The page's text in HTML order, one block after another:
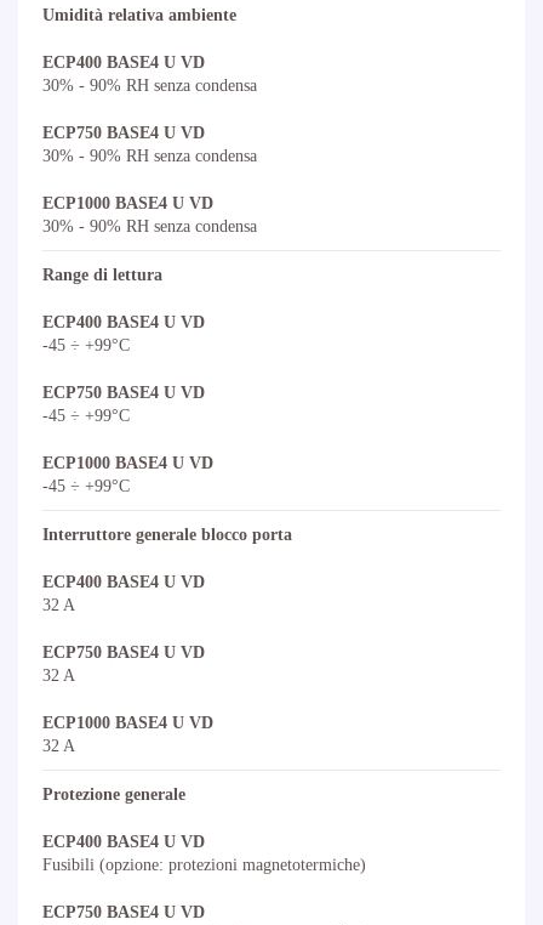
Umidità relativa ambiente
ECP400 BASE4 U VD
30% - 90% RH senza condensa
ECP750 BASE4 U VD
30% - 90% RH senza condensa
ECP1000 BASE4 U VD
30% - 90% RH senza condensa
Range di lettura
ECP400 BASE4 U VD
-45 ÷ +99°C
ECP750 BASE4 U VD
-45 ÷ +99°C
ECP1000 BASE4 U VD
-45 ÷ +99°C
Interruttore generale blocco porta
ECP400 BASE4 U VD
32 A
ECP750 BASE4 U VD
32 A
ECP1000 BASE4 U VD
32 A
Protezione generale
ECP400 BASE4 U VD
Fusibili (opzione: protezioni magnetotermiche)
ECP750 BASE4 U VD